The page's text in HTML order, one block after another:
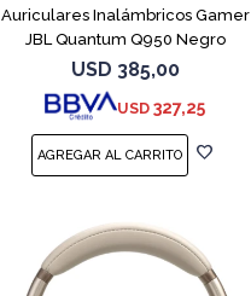
Auriculares Inalámbricos Gamer
JBL Quantum Q950 Negro
USD 385,00
USD 327,25